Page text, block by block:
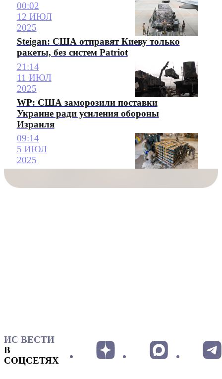
00:02
12 ИЮЛ
2025
Steigan: США отправят Киеву только
ракеты, без систем Patriot
21:14
11 ИЮЛ
2025
WP: США заморозили поставки
Украине ради усиления обороны
Израиля
09:14
5 ИЮЛ
2025
ИС ВЕСТИ
В
СОЦСЕТЯХ